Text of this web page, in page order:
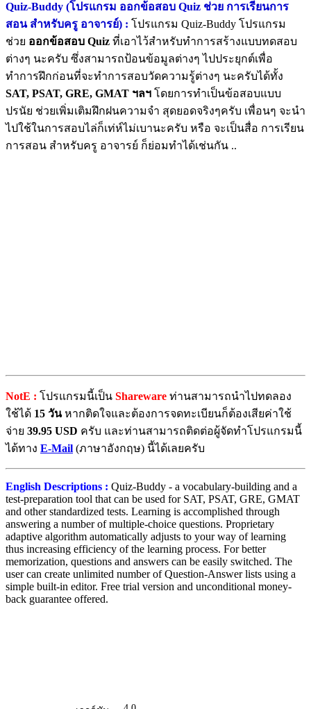
Quiz-Buddy (โปรแกรม ออกข้อสอบ Quiz ช่วย การเรียนการ
สอน สำหรับครู อาจารย์) : โปรแกรม Quiz-Buddy โปรแกรม
ช่วย ออกข้อสอบ Quiz ที่เอาไว้สำหรับทำการสร้างแบบทดสอบ
ต่างๆ นะครับ ซึ่งสามารถป้อนข้อมูลต่างๆ ไปประยุกต์เพื่อ
ทำการฝึกก่อนที่จะทำการสอบวัดความรู้ต่างๆ นะครับได้ทั้ง
SAT, PSAT, GRE, GMAT ฯลฯ โดยการทำเป็นข้อสอบแบบ
ปรนัย ช่วยเพิ่มเติมฝึกฝนความจำ สุดยอดจริงๆครับ เพื่อนๆ จะนำ
ไปใช้ในการสอบไล่ก็เท่ห์ไม่เบานะครับ หรือ จะเป็นสื่อ การเรียน
การสอน สำหรับครู อาจารย์ ก็ย่อมทำได้เช่นกัน ..
NotE : โปรแกรมนี้เป็น Shareware ท่านสามารถนำไปทดลอง
ใช้ได้ 15 วันหากติดใจและต้องการจดทะเบียนก็ต้องเสียค่าใช้
จ่าย 39.95 USD ครับ และท่านสามารถติดต่อผู้จัดทำโปรแกรมนี้
ได้ทาง E-Mail (ภาษาอังกฤษ) นี้ได้เลยครับ
English Descriptions : Quiz-Buddy - a vocabulary-building and a
test-preparation tool that can be used for SAT, PSAT, GRE, GMAT
and other standardized tests. Learning is accomplished through
answering a number of multiple-choice questions. Proprietary
adaptive algorithm automatically adjusts to your way of learning
thus increasing efficiency of the learning process. For better
memorization, questions and answers can be easily switched. The
user can create unlimited number of Question-Answer lists using a
simple built-in editor. Free trial version and unconditional money-
back guarantee offered.